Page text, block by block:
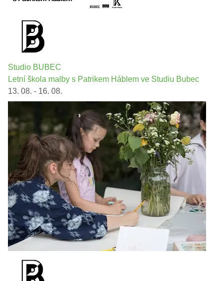
Studio BUBEC
Letní škola malby s Patrikem Háblem ve Studiu Bubec
13. 08. - 16. 08.